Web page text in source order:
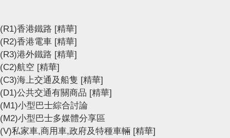
(R1)香港鐵路 [精華]
(R2)香港電車 [精華]
(R3)港外鐵路 [精華]
(C2)航空 [精華]
(C3)海上交通及船隻 [精華]
(D1)公共交通有關商品 [精華]
(M1)小型巴士綜合討論
(M2)小型巴士多媒體分享區
(V)私家車,商用車,政府及特種車輛 [精華]